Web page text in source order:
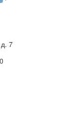
7